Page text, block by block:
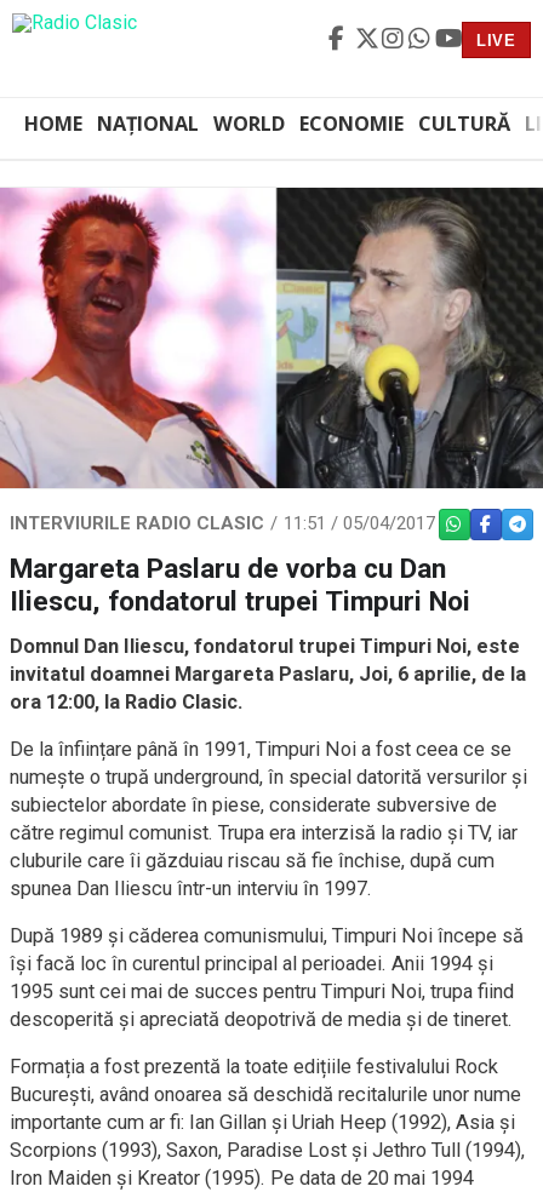
LIVE
HOME NAȚIONAL WORLD ECONOMIE CULTURĂ
INTERVIURILE RADIO CLASIC 11:51 / 05/04/2017 WHATSAPP
Margareta Paslaru de vorba cu Dan
Iliescu, fondatorul trupei Timpuri Noi
Domnul Dan Iliescu, fondatorul trupei Timpuri Noi, este
invitatul doamnei Margareta Paslaru, Joi, 6 aprilie, de la
ora 12:00, la Radio Clasic.
De la înființare până în 1991, Timpuri Noi a fost ceea ce se
numește o trupă underground, în special datorită versurilor și
subiectelor abordate în piese, considerate subversive de
către regimul comunist. Trupa era interzisă la radio și TV, iar
cluburile care îi găzduiau riscau să fie închise, după cum
spunea Dan Iliescu într-un interviu în 1997.
După 1989 și căderea comunismului, Timpuri Noi începe să
își facă loc în curentul principal al perioadei. Anii 1994 și
1995 sunt cei mai de succes pentru Timpuri Noi, trupa fiind
descoperită și apreciată deopotrivă de media și de tineret.
Formația a fost prezentă la toate edițiile festivalului Rock
București, având onoarea să deschidă recitalurile unor nume
importante cum ar fi: Ian Gillan și Uriah Heep (1992), Asia și
Scorpions (1993), Saxon, Paradise Lost și Jethro Tull (1994),
Iron Maiden și Kreator (1995). Pe data de 20 mai 1994